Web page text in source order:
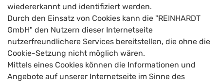
wiedererkannt und identifiziert werden.
Durch den Einsatz von Cookies kann die "REINHARDT
GmbH" den Nutzern dieser Internetseite
nutzerfreundlichere Services bereitstellen, die ohne die
Cookie-Setzung nicht möglich wären.
Mittels eines Cookies können die Informationen und
Angebote auf unserer Internetseite im Sinne des